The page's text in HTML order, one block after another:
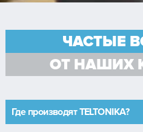
ЧАСТЫЕ
ОТ НАШИХ
Где производят TELTONIKA?